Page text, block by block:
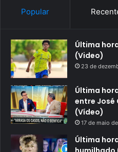
Popular
Última
(Video)
23 de
Última
entre José
(Vídeo)
17 de maio
Última